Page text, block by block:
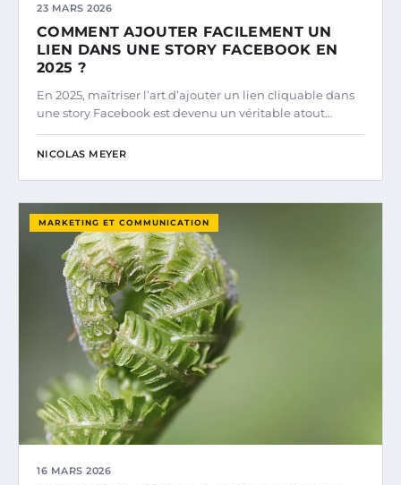
23 MARS 2026
COMMENT AJOUTER FACILEMENT UN
LIEN DANS UNE STORY FACEBOOK EN
2025 ?
En 2025, maîtriser l’art d’ajouter un lien cliquable dans
une story Facebook est devenu un véritable atout…
NICOLAS MEYER
MARKETING ET COMMUNICATION
16 MARS 2026